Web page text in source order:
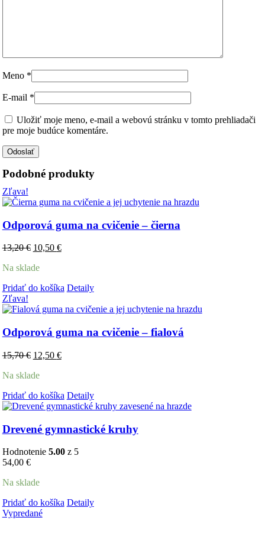
Meno *
E-mail *
Uložiť moje meno, e-mail a webovú stránku v tomto prehliadači
pre moje budúce komentáre.
Podobné produkty
Zľava!
Odporová guma na cvičenie – čierna
13,20€ Pôvodná
bola:
10,50 €Aktuálna
Na sklade
Pridať do košíka Detaily
Zľava!
Odporová guma na cvičenie – fialová
15,70€ Pôvodná
bola:
12,50 €Aktuálna
Na sklade
Pridať do košíka Detaily
Drevené gymnastické kruhy
Hodnotenie 5.00z 5
54,00 €
Na sklade
Pridať do košíka Detaily
Vypredané